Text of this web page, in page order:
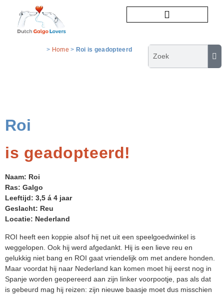
> Home > Roi is geadopteerd
Roi
is geadopteerd!
Naam: Roi
Ras: Galgo
Leeftijd: 3,5 á 4 jaar
Geslacht: Reu
Locatie: Nederland
ROI heeft een koppie alsof hij net uit een speelgoedwinkel is
weggelopen. Ook hij werd afgedankt. Hij is een lieve reu en
gelukkig niet bang en ROI gaat vriendelijk om met andere honden.
Maar voordat hij naar Nederland kan komen moet hij eerst nog in
Spanje worden geopereerd aan zijn linker voorpootje, pas als dat
is gebeurd mag hij reizen: zijn nieuwe baasje moet dus misschien